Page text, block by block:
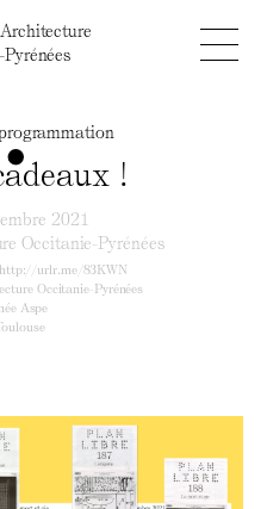
!
2021
Occitanie-Pyrénées
http://urlr.me/83KWN
Occitanie-Pyrénées
Aspe